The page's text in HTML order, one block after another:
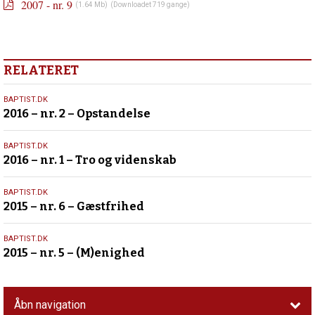
–
menighederne?
Forrige
indlæg:
2007
–
nr.
8
–
Kirke
og
politik
–
Hvordan
blande
sig?
2007 - nr. 9 (1.64 Mb) (Downloadet 719 gange)
RELATERET
18.
marts
2016
BAPTIST.DK
2016 – nr. 2 – Opstandelse
5.
februar
2016
BAPTIST.DK
2016 – nr. 1 – Tro og videnskab
27.
november
2015
BAPTIST.DK
2015 – nr. 6 – Gæstfrihed
25.
september
BAPTIST.DK
2015 – nr. 5 – (M)enighed
Åbn navigation